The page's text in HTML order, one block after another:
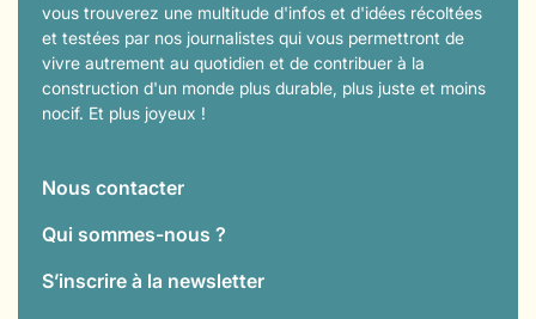
vous trouverez une multitude d'infos et d'idées récoltées
et testées par nos journalistes qui vous permettront de
vivre autrement au quotidien et de contribuer à la
construction d'un monde plus durable, plus juste et moins
nocif. Et plus joyeux !
Nous contacter
Qui sommes-nous ?
S’inscrire à la newsletter